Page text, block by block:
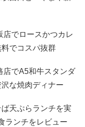
店でロースかつカレ
でコスパ抜群
店でA5和牛スタンダ
な焼肉ディナー
天ぷらランチを実
ランチをレビュー